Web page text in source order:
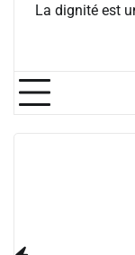
La dignité est
Interclubs
Fiscalité